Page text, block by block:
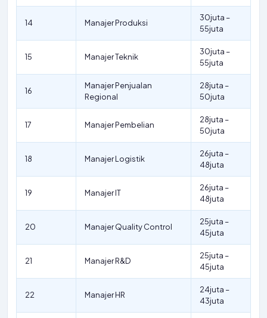
14 Manajer Produksi
30juta –
55juta
15 Manajer Teknik
30juta –
55juta
16
Manajer Penjualan
Regional
28juta –
50juta
17 Manajer Pembelian
28juta –
50juta
18 Manajer Logistik
26juta –
48juta
19 Manajer IT
26juta –
48juta
20 Manajer Quality Control
25juta –
45juta
21 Manajer R&D
25juta –
45juta
22 Manajer HR
24juta –
43juta